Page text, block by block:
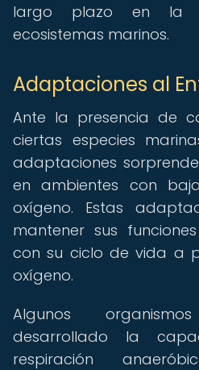
largo plazo en la
ecosistemas marinos.
Adaptaciones al
Ante la presencia de
ciertas especies
adaptaciones
en ambientes con
oxígeno. Estas
mantener sus
con su ciclo de vida a
oxígeno.
Algunos
desarrollado la
respiración